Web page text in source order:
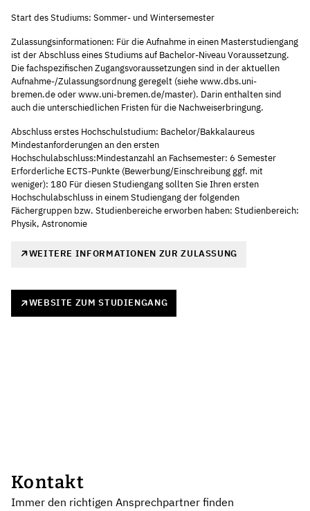
Start des Studiums: Sommer- und Wintersemester
Zulassungsinformationen: Für die Aufnahme in einen Masterstudiengang
ist der Abschluss eines Studiums auf Bachelor-Niveau Voraussetzung.
Die fachspezifischen Zugangsvoraussetzungen sind in der aktuellen
Aufnahme-/Zulassungsordnung geregelt (siehe www.dbs.uni-
bremen.de oder www.uni-bremen.de/master). Darin enthalten sind
auch die unterschiedlichen Fristen für die Nachweiserbringung.
Abschluss erstes Hochschulstudium: Bachelor/Bakkalaureus
Mindestanforderungen an den ersten
Hochschulabschluss:Mindestanzahl an Fachsemester: 6 Semester
Erforderliche ECTS-Punkte (Bewerbung/Einschreibung ggf. mit
weniger): 180 Für diesen Studiengang sollten Sie Ihren ersten
Hochschulabschluss in einem Studiengang der folgenden
Fächergruppen bzw. Studienbereiche erworben haben: Studienbereich:
Physik, Astronomie
WEITERE INFORMATIONEN ZUR ZULASSUNG
WEBSITE ZUM STUDIENGANG
Kontakt
Immer den richtigen Ansprechpartner finden